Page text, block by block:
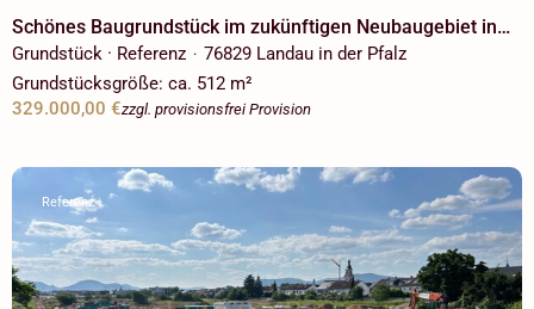
Schönes Baugrundstück im zukünftigen Neubaugebiet in
Landau! Voll Erschlossen für freistehendes
Einfamilienhaus!
Grundstück · Referenz · 76829 Landau in der Pfalz
Grundstücksgröße: ca. 512 m²
329.000,00 €zzgl. provisionsfrei Provision
Referenz